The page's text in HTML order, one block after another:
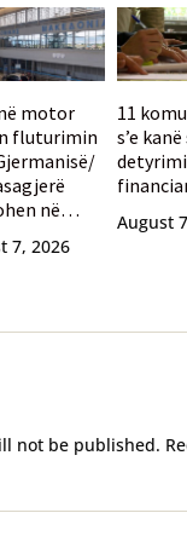
motor
fluturimin
në
7, 2026
11
s’e
August
not be published.